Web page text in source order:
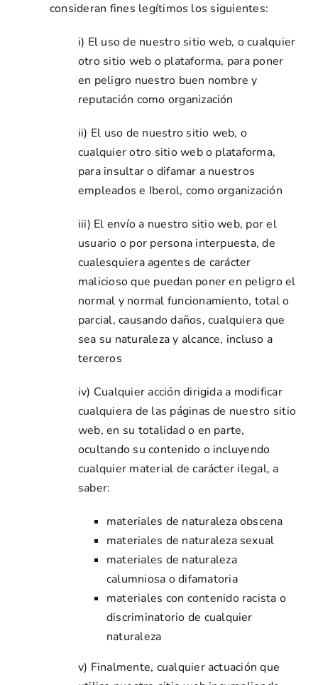
consideran fines legítimos los siguientes:
i) El uso de nuestro sitio web, o cualquier
otro sitio web o plataforma, para poner
en peligro nuestro buen nombre y
reputación como organización
ii) El uso de nuestro sitio web, o
cualquier otro sitio web o plataforma,
para insultar o difamar a nuestros
empleados e Iberol, como organización
iii) El envío a nuestro sitio web, por el
usuario o por persona interpuesta, de
cualesquiera agentes de carácter
malicioso que puedan poner en peligro el
normal y normal funcionamiento, total o
parcial, causando daños, cualquiera que
sea su naturaleza y alcance, incluso a
terceros
iv) Cualquier acción dirigida a modificar
cualquiera de las páginas de nuestro sitio
web, en su totalidad o en parte,
ocultando su contenido o incluyendo
cualquier material de carácter ilegal, a
saber:
materiales de naturaleza obscena
materiales de naturaleza sexual
materiales de naturaleza
calumniosa o difamatoria
materiales con contenido racista o
discriminatorio de cualquier
naturaleza
v) Finalmente, cualquier actuación que